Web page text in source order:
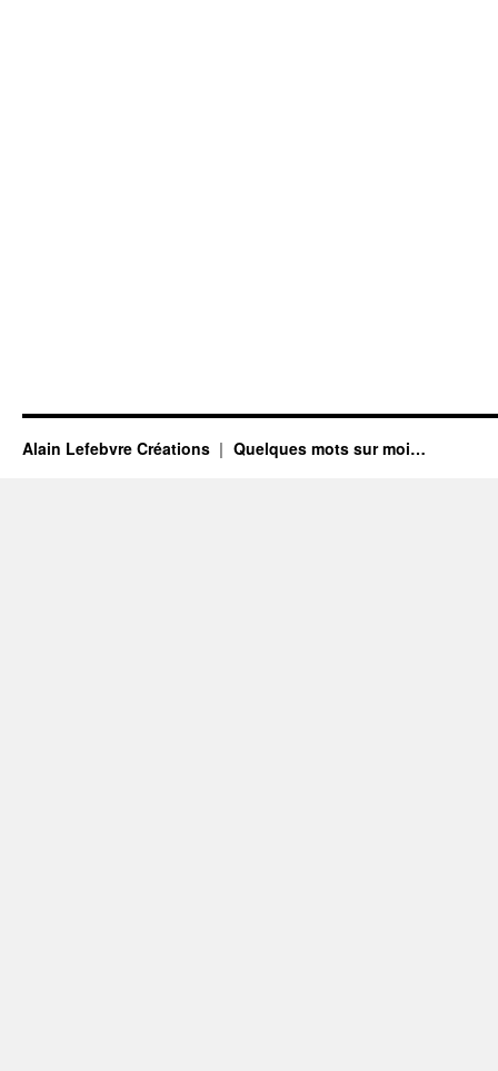
Alain Lefebvre Créations Quelques mots sur moi…